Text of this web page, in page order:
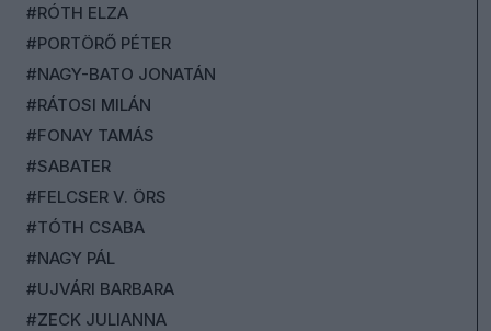
#RÓTH ELZA
#PORTÖRŐ PÉTER
#NAGY-BATO JONATÁN
#RÁTOSI MILÁN
#FONAY TAMÁS
#SABATER
#FELCSER V. ÖRS
#TÓTH CSABA
#NAGY PÁL
#UJVÁRI BARBARA
#ZECK JULIANNA